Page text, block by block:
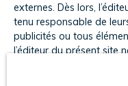
externes. Dès lors,
tenu responsable de
publicités ou tous
l’éditeur du présent site